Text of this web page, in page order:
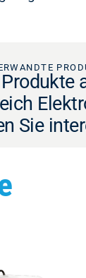
Sie